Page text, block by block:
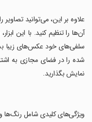
‏علاوه بر این، می‌توانید
آن‌ها را تنظیم کنید. با این
سلفی‌های خود عکس‌های زیبا
شده را در فضای مجازی به
نمایش بگذارید.
‏ویژگی‌های کلیدی شامل رنگ‌ها